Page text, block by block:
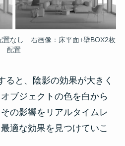
置なし 右画像：床平面+壁BOX2枚
配置
ると、陰影の効果が大きく
ブジェクトの色を白から
の影響をリアルタイムレ
適な効果を見つけていこ